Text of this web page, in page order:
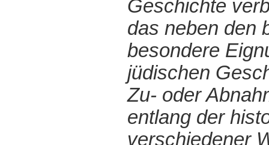
Geschichte
das neben den
besondere
jüdischen
Zu- oder
entlang der
verschiedener